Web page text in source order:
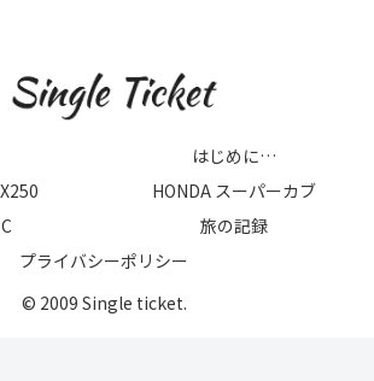
はじめに…
HONDA スーパーカブ
旅の記録
プライバシーポリシー
© 2009 Single ticket.